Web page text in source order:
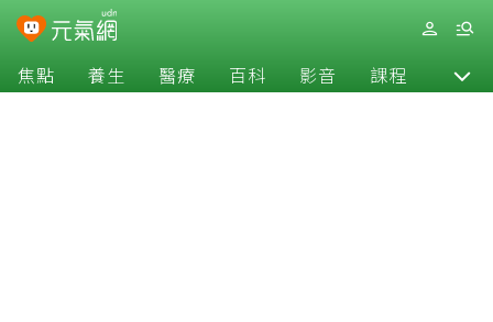
焦點 養生 醫療 百科 影音 課程 退休